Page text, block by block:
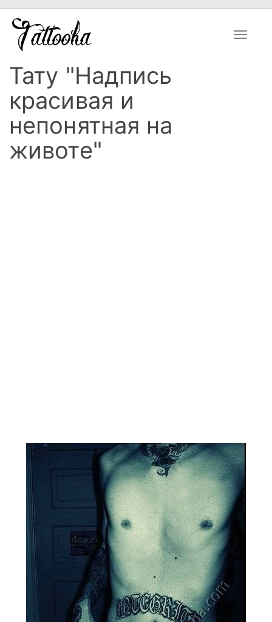
Toggle
Тату "Надпись
красивая и
непонятная на
животе"